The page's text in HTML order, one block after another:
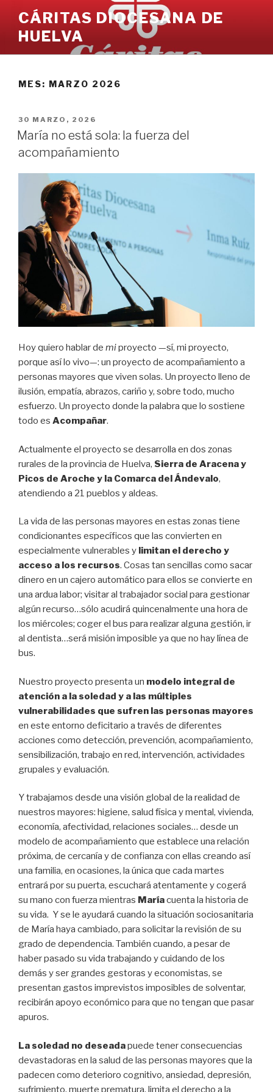
contenido
CÁRITAS DIOCESANA DE
HUELVA
MES: MARZO 2026
PUBLICADO
EN
30 MARZO, 2026
María no está sola: la fuerza del
acompañamiento
Hoy quiero hablar de miproyecto —sí, mi proyecto,
porque así lo vivo—: un proyecto de acompañamiento a
personas mayores que viven solas. Un proyecto lleno de
ilusión, empatía, abrazos, cariño y, sobre todo, mucho
esfuerzo. Un proyecto donde la palabra que lo sostiene
todo es Acompañar.
Actualmente el proyecto se desarrolla en dos zonas
rurales de la provincia de Huelva, Sierra de Aracena y
Picos de Aroche y la Comarca del Ándevalo,
atendiendo a 21 pueblos y aldeas.
La vida de las personas mayores en estas zonas tiene
condicionantes específicos que las convierten en
especialmente vulnerables y limitan el derecho y
acceso a los recursos. Cosas tan sencillas como sacar
dinero en un cajero automático para ellos se convierte en
una ardua labor; visitar al trabajador social para gestionar
algún recurso…sólo acudirá quincenalmente una hora de
los miércoles; coger el bus para realizar alguna gestión, ir
al dentista…será misión imposible ya que no hay línea de
bus.
Nuestro proyecto presenta un modelo integral de
atención a la soledad y a las múltiples
vulnerabilidades que sufren las personas mayores
en este entorno deficitario a través de diferentes
acciones como detección, prevención, acompañamiento,
sensibilización, trabajo en red, intervención, actividades
grupales y evaluación.
Y trabajamos desde una visión global de la realidad de
nuestros mayores: higiene, salud física y mental, vivienda,
economía, afectividad, relaciones sociales… desde un
modelo de acompañamiento que establece una relación
próxima, de cercanía y de confianza con ellas creando así
una familia, en ocasiones, la única que cada martes
entrará por su puerta, escuchará atentamente y cogerá
su mano con fuerza mientras Maríacuenta la historia de
su vida. Y se le ayudará cuando la situación sociosanitaria
de María haya cambiado, para solicitar la revisión de su
grado de dependencia. También cuando, a pesar de
haber pasado su vida trabajando y cuidando de los
demás y ser grandes gestoras y economistas, se
presentan gastos imprevistos imposibles de solventar,
recibirán apoyo económico para que no tengan que pasar
apuros.
La soledad no deseadapuede tener consecuencias
devastadoras en la salud de las personas mayores que la
padecen como deterioro cognitivo, ansiedad, depresión,
sufrimiento, muerte prematura, limita el derecho a la